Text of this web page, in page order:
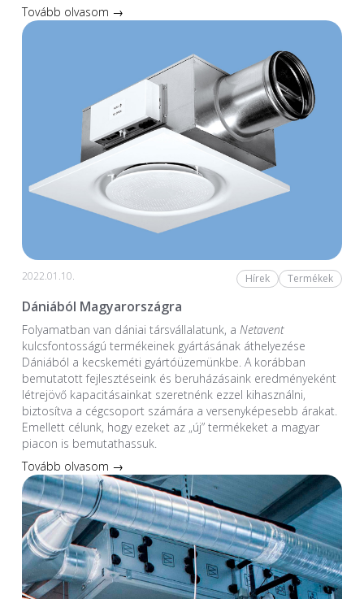
Tovább olvasom →
2022.01.10. Hírek Termékek
Dániából Magyarországra
Folyamatban van dániai társvállalatunk, a Netavent
kulcsfontosságú termékeinek gyártásának áthelyezése
Dániából a kecskeméti gyártóüzemünkbe. A korábban
bemutatott fejlesztéseink és beruházásaink eredményeként
létrejövő kapacitásainkat szeretnénk ezzel kihasználni,
biztosítva a cégcsoport számára a versenyképesebb árakat.
Emellett célunk, hogy ezeket az „új” termékeket a magyar
piacon is bemutathassuk.
Tovább olvasom →